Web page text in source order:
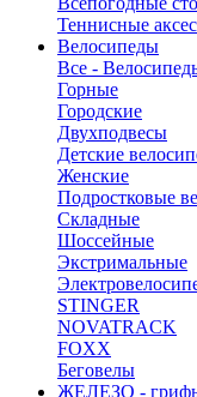
Теннисные
Велосипеды
Все -
Горные
Городские
Двухподвесы
Детские
Женские
Подростковые
Складные
Шоссейные
Экстримальные
STINGER
NOVATRACK
FOXX
Беговелы
ЖЕЛЕЗО -